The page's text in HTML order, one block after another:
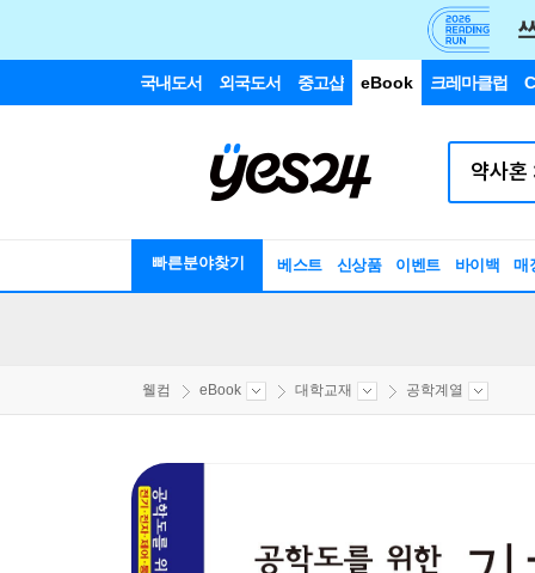
국내도서 외국도서 중고샵 eBook 크레마클럽
빠른분야찾기 베스트 신상품 이벤트 바이백 매
웰컴 eBook 대학교재 공학계열